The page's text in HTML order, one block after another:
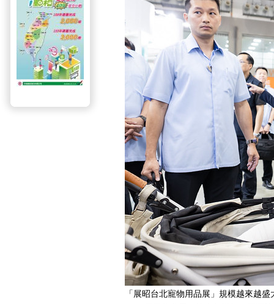
「展昭台北寵物用品展」規模越來越